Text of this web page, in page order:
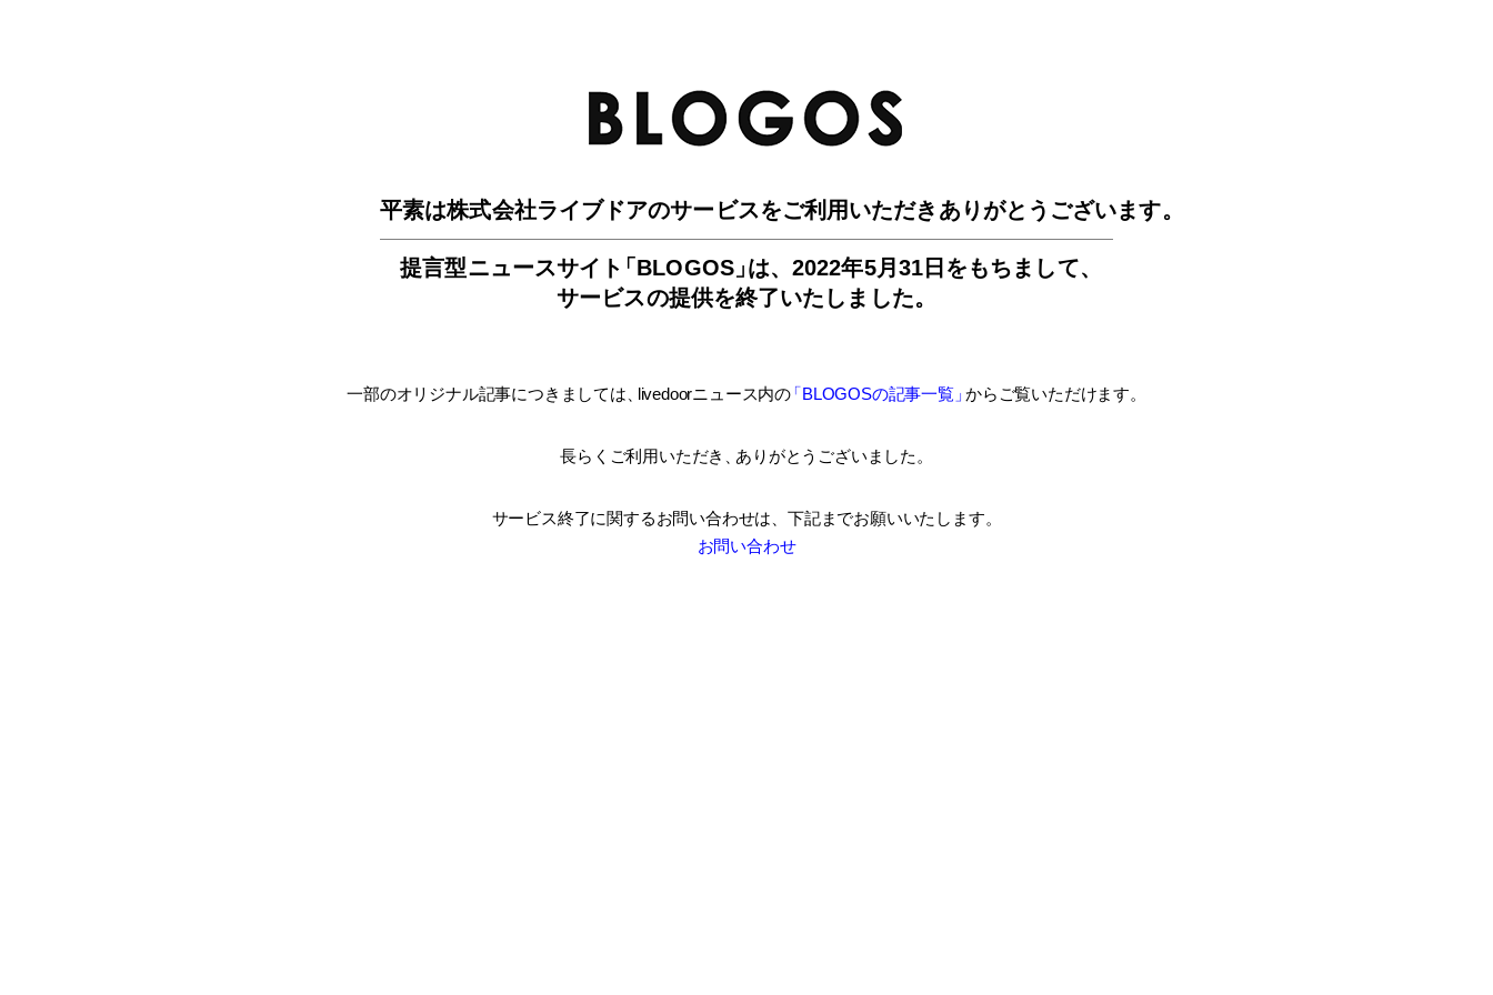
平素は株式会社ライブドアのサービスをご利用いただきありがとうございます。
提言型ニュースサイ ト「BLOGOS」は、2022年5月31日をもちまして、
サービスの提供を終了いたしました。
一部のオリジナル記事につきましては livedoorニュース内の「BLOGOSの記事一覧」 からご覧いただけます。
長らくご利用いただき ありがとうございました。
サービス終了に関するお問い合わせは、 下記までお願いいたします。
お問い合わせ